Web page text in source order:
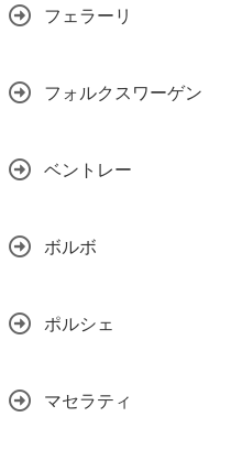
フェラーリ
フォルクスワーゲン
ベントレー
ボルボ
ポルシェ
マセラティ